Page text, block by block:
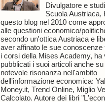
Divulgatore e
Scuola Austriaca,
questo blog nel 2010 come
alle questioni economico/
secondo un'ottica Austriaca e
aver affinato le sue conoscenze
i corsi della Mises Academy, ha
pubblicati i suoi articoli anche
notevole risonanza nell'ambito
dell'informazione economica:
Money.it, Trend Online, Miglio
Calcolato. Autore dei libri